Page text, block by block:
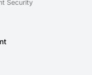
Security